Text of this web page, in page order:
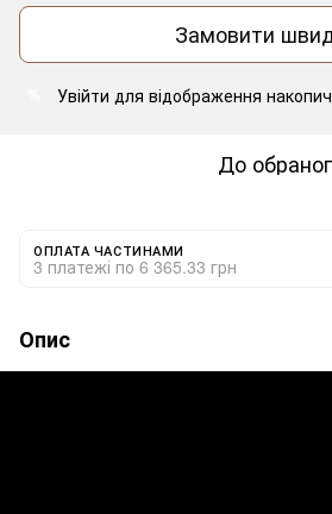
Замовити
Увійти для відображення
До
ОПЛАТА ЧАСТИНАМИ
3 платежі по 6 365.33 грн
Опис